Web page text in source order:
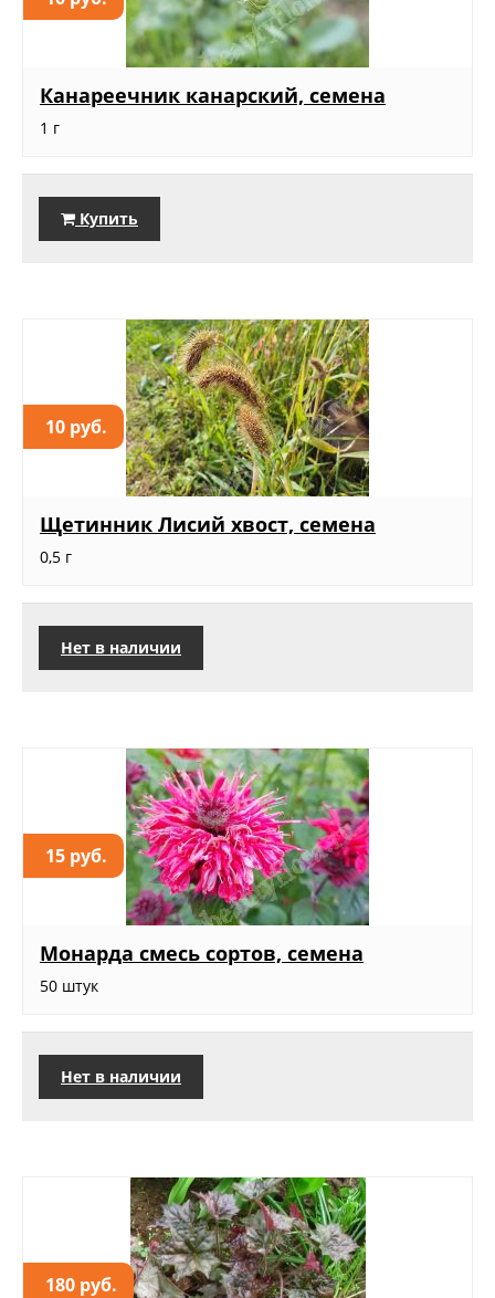
Канареечник канарский, семена
1 г
Купить
10 руб.
Щетинник Лисий хвост, семена
0,5 г
Нет в наличии
15 руб.
Монарда смесь сортов, семена
50 штук
Нет в наличии
180 руб.